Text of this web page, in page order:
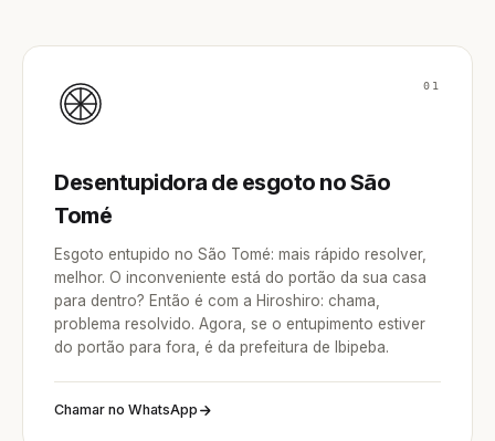
01
Desentupidora de esgoto no São
Tomé
Esgoto entupido no São Tomé: mais rápido resolver,
melhor. O inconveniente está do portão da sua casa
para dentro? Então é com a Hiroshiro: chama,
problema resolvido. Agora, se o entupimento estiver
do portão para fora, é da prefeitura de Ibipeba.
Chamar no WhatsApp